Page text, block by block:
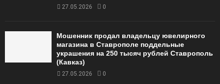
27.05.2026 0
Мошенник продал владельцу ювелирного
магазина в Ставрополе поддельные
украшения на 250 тысяч рублей Ставрополь
(Кавказ)
27.05.2026 0